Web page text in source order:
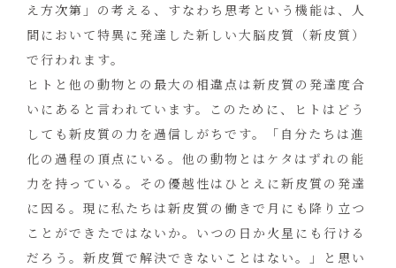
え方次第」の考える、すなわち思考という機能は、人
間において特異に発達した新しい大脳皮質（新皮質）
で行われます。
ヒトと他の動物との最大の相違点は新皮質の発達度合
いにあると言われています。このために、ヒトはどう
しても新皮質の力を過信しがちです。「自分たちは進
化の過程の頂点にいる。他の動物とはケタはずれの能
力を持っている。その優越性はひとえに新皮質の発達
に因る。現に私たちは新皮質の働きで月にも降り立つ
ことができたではないか。いつの日か火星にも行ける
だろう。新皮質で解決できないことはない。」と思い